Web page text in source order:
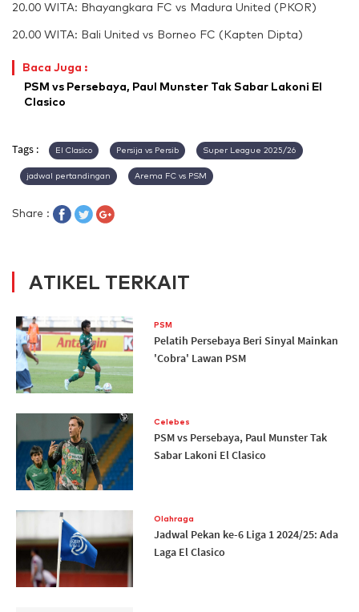
20.00 WITA: Bhayangkara FC vs Madura United (PKOR)
20.00 WITA: Bali United vs Borneo FC (Kapten Dipta)
Baca Juga :
PSM vs Persebaya, Paul Munster Tak Sabar Lakoni El
Clasico
Tags : El Clasico Persija vs Persib Super League 2025/26
jadwal pertandingan Arema FC vs PSM
Share :
ATIKEL TERKAIT
PSM
Pelatih Persebaya Beri Sinyal Mainkan
'Cobra' Lawan PSM
Celebes
PSM vs Persebaya, Paul Munster Tak
Sabar Lakoni El Clasico
Olahraga
Jadwal Pekan ke-6 Liga 1 2024/25: Ada
Laga El Clasico